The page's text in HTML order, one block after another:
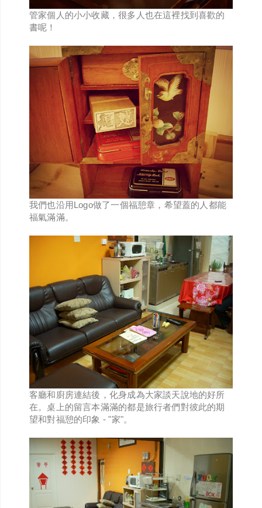
管家個人的小小收藏，很多人也在這裡找到喜歡的
書呢！
我們也沿用Logo做了一個福憩章，希望蓋的人都能
福氣滿滿。
客廳和廚房連結後，化身成為大家談天說地的好所
在。桌上的留言本滿滿的都是旅行者們對彼此的期
望和對福憩的印象 - "家"。